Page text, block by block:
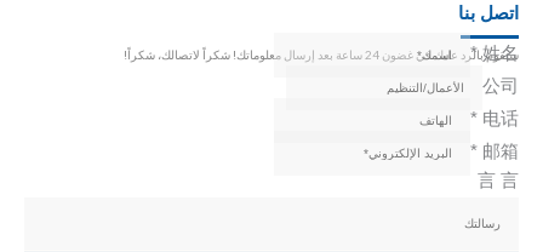
اتصل بنا
سنقوم بالرد عليك في غضون 24 ساعة بعد إرسال معلوماتك! شكراً لاتصالك، شكراً!
姓名
*
公司
电话
*
邮箱
*
言 言